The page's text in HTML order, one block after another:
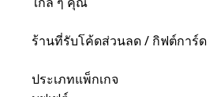
ร้านที่รับโค้ดส่วนลด / กิฟต์การ์ด
ประเภทแพ็กเกจ